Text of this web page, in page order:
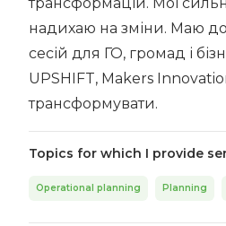
надихаю на зміни. Маю
сесій для ГО, громад і
UPSHIFT, Makers
трансформувати.
Topics for which I provide
Operational planning Planning